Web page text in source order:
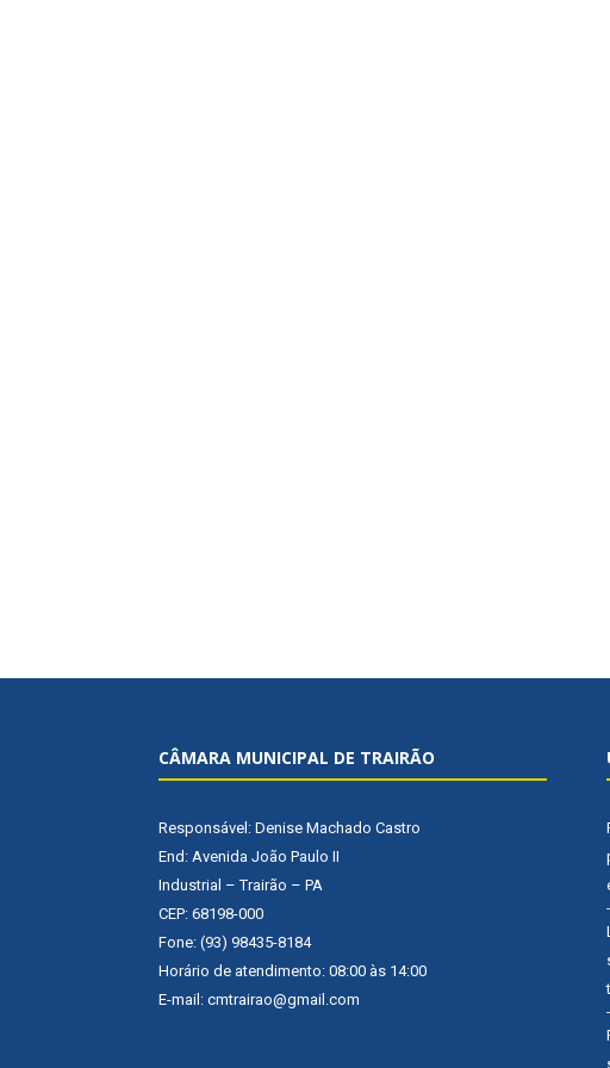
CÂMARA MUNICIPAL DE TRAIRÃO
Responsável: Denise Machado Castro
End: Avenida João Paulo II
Industrial – Trairão – PA
CEP: 68198-000
Fone: (93) 98435-8184
Horário de atendimento: 08:00 às 14:00
E-mail: cmtrairao@gmail.com